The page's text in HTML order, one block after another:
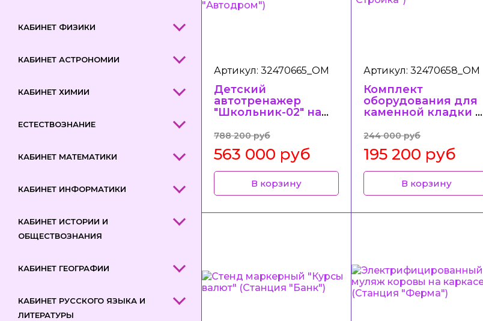
КАБИНЕТ ФИЗИКИ
КАБИНЕТ АСТРОНОМИИ
КАБИНЕТ ХИМИИ
ЕСТЕСТВОЗНАНИЕ
КАБИНЕТ МАТЕМАТИКИ
КАБИНЕТ ИНФОРМАТИКИ
КАБИНЕТ ИСТОРИИ И
ОБЩЕСТВОЗНАНИЯ
КАБИНЕТ ГЕОГРАФИИ
КАБИНЕТ РУССКОГО ЯЗЫКА И
ЛИТЕРАТУРЫ
Артикул: 32470665_ОМ
Детский
автотренажер
"Школьник-02" на
виртуальной
реальности
(Станция
"Автодром")
788 200 руб
563 000 руб
В корзину
Артикул: 32470658_ОМ
Комплект
оборудования для
каменной кладки с
(Станция "Стройка")
244 000 руб
195 200 руб
В корзину